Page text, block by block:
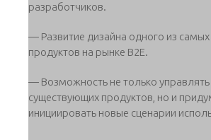
разработчиков.
— Развитие дизайна одного из
продуктов на рынке B2E.
— Возможность не только
существующих продуктов, но и
инициировать новые сценарии